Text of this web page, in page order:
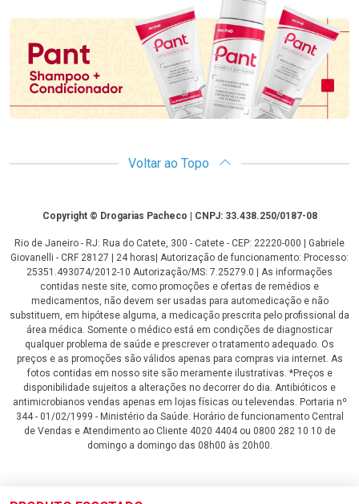
Voltar ao Topo
CopyrightCopyright © Drogarias Pacheco | CNPJ: 33.438.250/0187-08
Rio de Janeiro - RJ: Rua do Catete, 300 - Catete - CEP: 22220-000 | Gabriele
Giovanelli - CRF 28127 | 24 horas| Autorização de funcionamento: Processo:
25351.493074/2012-10 Autorização/MS: 7.25279.0 | As informações
contidas neste site, como promoções e ofertas de remédios e
medicamentos, não devem ser usadas para automedicação e não
substituem, em hipótese alguma, a medicação prescrita pelo profissional da
área médica. Somente o médico está em condições de diagnosticar
qualquer problema de saúde e prescrever o tratamento adequado. Os
preços e as promoções são válidos apenas para compras via internet. As
fotos contidas em nosso site são meramente ilustrativas. *Preços e
disponibilidade sujeitos a alterações no decorrer do dia. Antibióticos e
antimicrobianos vendas apenas em lojas físicas ou televendas. Portaria nº
344 - 01/02/1999 - Ministério da Saúde. Horário de funcionamento Central
de Vendas e Atendimento ao Cliente 4020 4404 ou 0800 282 10 10 de
domingo a domingo das 08h00 às 20h00.